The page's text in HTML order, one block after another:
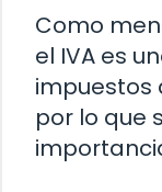
Como
el IVA es
impuestos
por lo que